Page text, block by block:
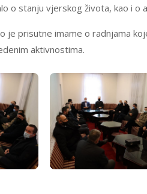
o stanju vjerskog života, kao i o
je prisutne imame o radnjama
aktivnostima.